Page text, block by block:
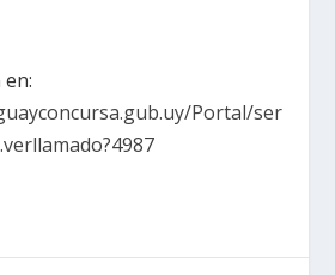
Portal/ser